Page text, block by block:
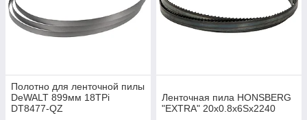
Полотно для ленточной пилы
DeWALT 899мм 18TPi
DT8477-QZ
Ленточная пила HONSBERG
"EXTRA" 20x0.8x6Sх2240